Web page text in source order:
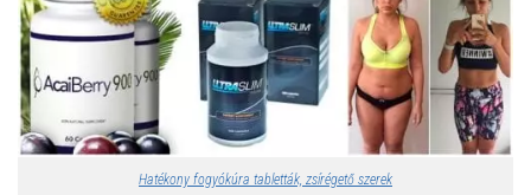
Hatékony fogyókúra tabletták, zsírégető szerek